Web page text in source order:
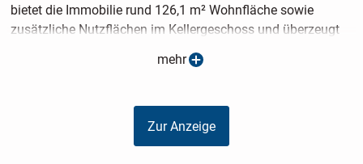
bietet die Immobilie rund 126,1 m² Wohnfläche sowie
zusätzliche Nutzflächen im Kellergeschoss und überzeugt
durch eine durchdachte Raumaufteilung, einen sehr
gepflegten Gesamtzustand sowie eine angenehme
Im Erdgeschoss erwartet Sie ein großzügiger Wohn- und
Essbereich mit direktem Zugang zur Terrasse und zum
mehr
Zur Anzeige